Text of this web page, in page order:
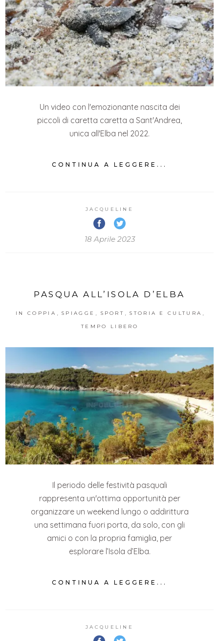
Un video con l'emozionante nascita dei
piccoli di caretta caretta a Sant'Andrea,
unica all'Elba nel 2022.
CONTINUA A LEGGERE...
JACQUELINE
18 Aprile 2023
PASQUA ALL’ISOLA D’ELBA
IN COPPIA SPIAGGE SPORT STORIA E CULTURA
TEMPO LIBERO
Il periodo delle festività pasquali
rappresenta un'ottima opportunità per
organizzare un weekend lungo o addirittura
una settimana fuori porta, da solo, con gli
amici o con la propria famiglia, per
esplorare l’Isola d’Elba.
CONTINUA A LEGGERE...
JACQUELINE